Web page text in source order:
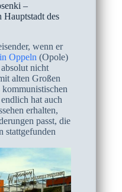
–
des
wenn er
Oppeln (Opole)
nicht
alten Großen
hat auch
erhalten,
passt, die
stattgefunden